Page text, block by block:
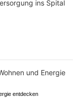
ins Spital
entdecken